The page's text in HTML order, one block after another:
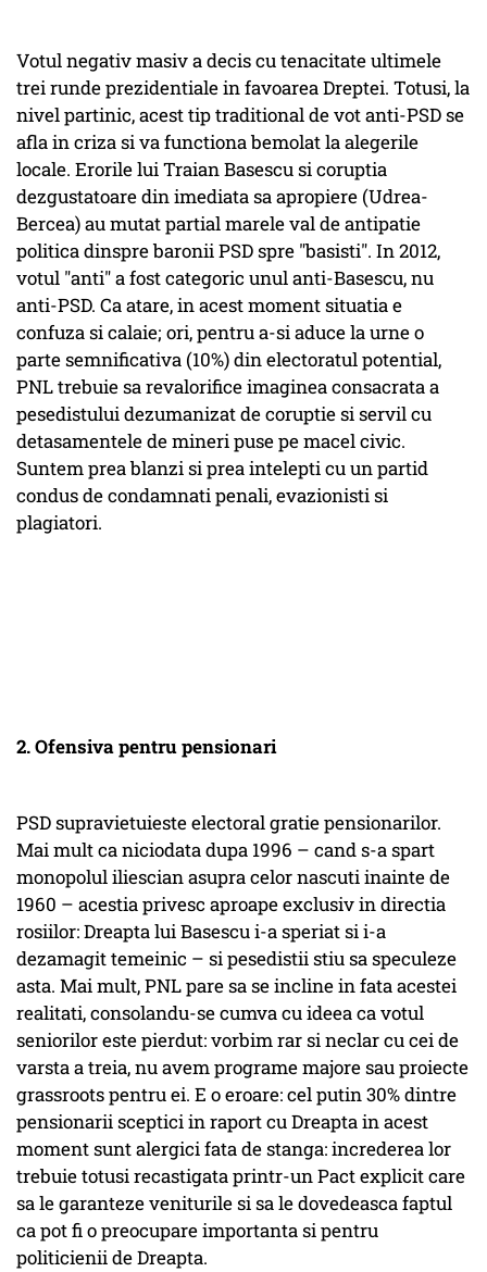
Votul negativ masiv a decis cu tenacitate ultimele
trei runde prezidentiale in favoarea Dreptei. Totusi, la
nivel partinic, acest tip traditional de vot anti-PSD se
afla in criza si va functiona bemolat la alegerile
locale. Erorile lui Traian Basescu si coruptia
dezgustatoare din imediata sa apropiere (Udrea-
Bercea) au mutat partial marele val de antipatie
politica dinspre baronii PSD spre "basisti". In 2012,
votul "anti" a fost categoric unul anti-Basescu, nu
anti-PSD. Ca atare, in acest moment situatia e
confuza si calaie; ori, pentru a-si aduce la urne o
parte semnificativa (10%) din electoratul potential,
PNL trebuie sa revalorifice imaginea consacrata a
pesedistului dezumanizat de coruptie si servil cu
detasamentele de mineri puse pe macel civic.
Suntem prea blanzi si prea intelepti cu un partid
condus de condamnati penali, evazionisti si
plagiatori.
2. Ofensiva pentru pensionari
PSD supravietuieste electoral gratie pensionarilor.
Mai mult ca niciodata dupa 1996 – cand s-a spart
monopolul iliescian asupra celor nascuti inainte de
1960 – acestia privesc aproape exclusiv in directia
rosiilor: Dreapta lui Basescu i-a speriat si i-a
dezamagit temeinic – si pesedistii stiu sa speculeze
asta. Mai mult, PNL pare sa se incline in fata acestei
realitati, consolandu-se cumva cu ideea ca votul
seniorilor este pierdut: vorbim rar si neclar cu cei de
varsta a treia, nu avem programe majore sau proiecte
grassroots pentru ei. E o eroare: cel putin 30% dintre
pensionarii sceptici in raport cu Dreapta in acest
moment sunt alergici fata de stanga: increderea lor
trebuie totusi recastigata printr-un Pact explicit care
sa le garanteze veniturile si sa le dovedeasca faptul
ca pot fi o preocupare importanta si pentru
politicienii de Dreapta.